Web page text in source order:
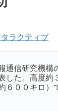
ラクティブ
通信研究機構
した。高度約
６００キロ）